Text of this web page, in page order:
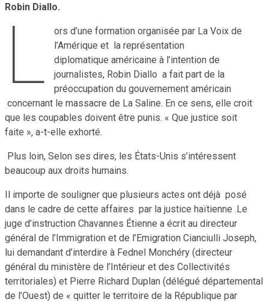
Robin Diallo.
L
ors d’une formation organisée par La Voix de
l’Amérique et la représentation
diplomatique américaine à l’intention de
journalistes, Robin Diallo a fait part de la
préoccupation du gouvernement américain
concernant le massacre de La Saline. En ce sens, elle croit
que les coupables doivent être punis. « Que justice soit
faite », a-t-elle exhorté.
Plus loin, Selon ses dires, les États-Unis s’intéressent
beaucoup aux droits humains.
Il importe de souligner que plusieurs actes ont déjà posé
dans le cadre de cette affaires par la justice haïtienne .Le
juge d’instruction Chavannes Étienne a écrit au directeur
général de l’Immigration et de l’Emigration Cianciulli Joseph,
lui demandant d’interdire à Fednel Monchéry (directeur
général du ministère de l’Intérieur et des Collectivités
territoriales) et Pierre Richard Duplan (délégué départemental
de l’Ouest) de « quitter le territoire de la République par